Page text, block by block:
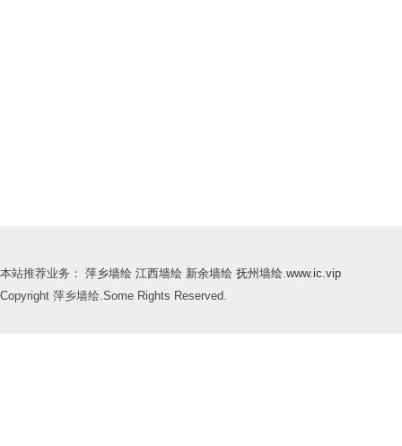
本站推荐业务： 萍乡墙绘 江西墙绘 新余墙绘 抚州墙绘.www.ic.vip
Copyright 萍乡墙绘.Some Rights Reserved.